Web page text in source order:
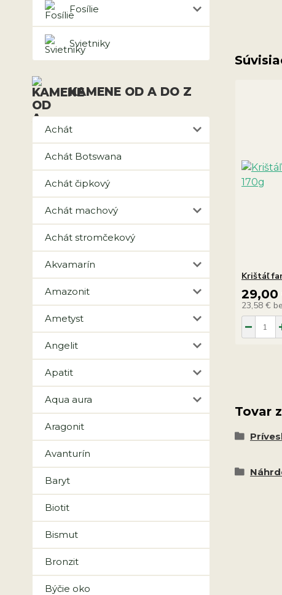
Fosílie
Svietniky
KAMENE OD A DO Z
Achát
Achát Botswana
Achát čipkový
Achát machový
Achát stromčekový
Akvamarín
Amazonit
Ametyst
Angelit
Apatit
Aqua aura
Aragonit
Avanturín
Baryt
Biotit
Bismut
Bronzit
Býčie oko
Krištáľ
23,58 €
Tovar